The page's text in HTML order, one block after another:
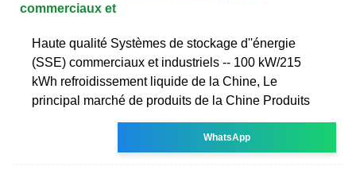
commerciaux et
Haute qualité Systèmes de stockage d''énergie
(SSE) commerciaux et industriels -- 100 kW/215
kWh refroidissement liquide de la Chine, Le
principal marché de produits de la Chine Produits
WhatsApp